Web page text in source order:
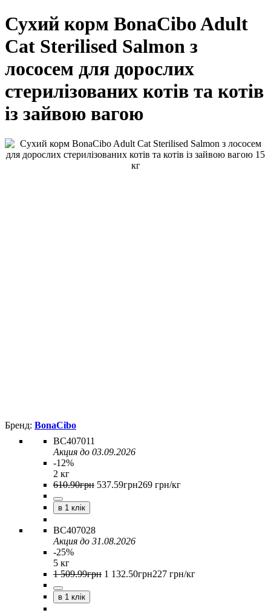
Сухий корм BonaCibo Adult
Cat Sterilised Salmon з
лососем для дорослих
стерилізованих котів та котів
із зайвою вагою
BonaCibo
BC407011
Акция до 03.09.2026
-12%
2 кг
610.90грн 537.59грн269 грн/кг
в 1 клік
BC407028
Акция до 31.08.2026
-25%
5 кг
1 509.99грн 1 132.50грн227 грн/кг
в 1 клік